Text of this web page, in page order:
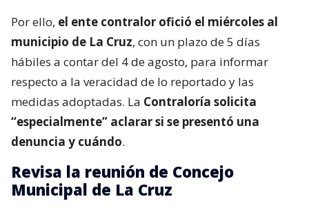
Por ello, el ente contralor ofició el miércoles al
municipio de La Cruz, con un plazo de 5 días
hábiles a contar del 4 de agosto, para informar
respecto a la veracidad de lo reportado y las
medidas adoptadas. La Contraloría solicita
“especialmente” aclarar si se presentó una
denuncia y cuándo.
Revisa la reunión de Concejo
Municipal de La Cruz